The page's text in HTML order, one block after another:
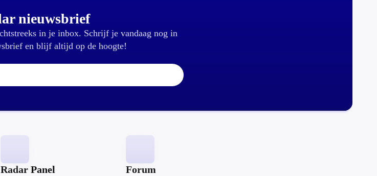
nieuwsbrief
in je inbox. Schrijf je vandaag nog in
en blijf altijd op de hoogte!
E-mailadres:
Radar Panel Forum